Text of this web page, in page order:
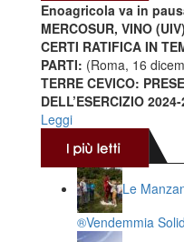
Enoagricola va in
MERCOSUR, VINO
CERTI RATIFICA IN
PARTI: (Roma, 16
TERRE CEVICO:
DELL’ESERCIZIO
Leggi
Le
®️Vendemmia